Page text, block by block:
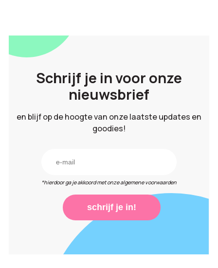
Schrijf je in voor onze
nieuwsbrief
en blijf op de hoogte van onze laatste updates en
goodies!
*hierdoor ga je akkoord met onze algemene voorwaarden
schrijf je in!